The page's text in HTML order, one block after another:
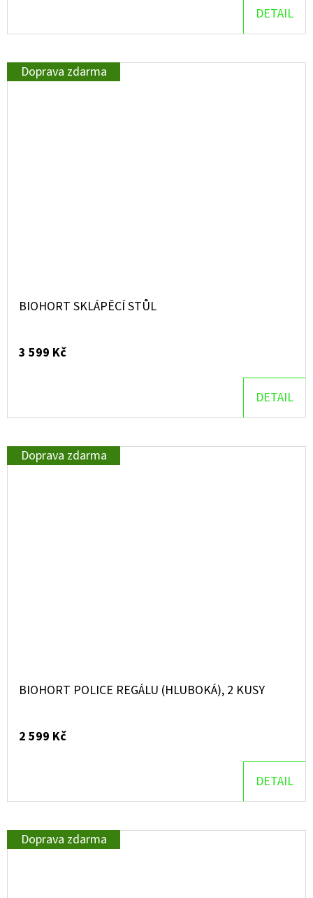
DETAIL
Doprava zdarma
BIOHORT SKLÁPĚCÍ STŮL
3 599 Kč
DETAIL
Doprava zdarma
BIOHORT POLICE REGÁLU (HLUBOKÁ), 2 KUSY
2 599 Kč
DETAIL
Doprava zdarma